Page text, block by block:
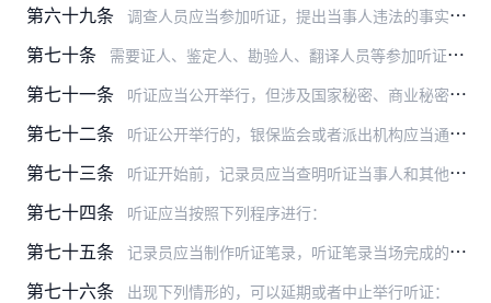
第六十九条 调查人员应当参加听证，提出当事人违法的事实、证据和行政处罚建议，并进行质证。
第七十条 需要证人、鉴定人、勘验人、翻译人员等参加听证的，调查人员、当事人应当提出申请，并提供相关人员的基本情况。经听证主持人同意的，方可参加听证。
第七十一条 听证应当公开举行，但涉及国家秘密、商业秘密、个人隐私或影响金融稳定的除外。听证不公开举行的，应当由银保监会及其派出机构行政处罚委员会主任委员决定。
第七十二条 听证公开举行的，银保监会或者派出机构应当通过张贴纸质公告、网上公示等适当方式先期公告当事人姓名或者名称、案由、听证时间和地点。
第七十三条 听证开始前，记录员应当查明听证当事人和其他听证参加人是否到场，并宣布听证纪律。
第七十四条 听证应当按照下列程序进行：
第七十五条 记录员应当制作听证笔录，听证笔录当场完成的，应当交由当事人核对；当事人核对无误后，应当逐页签名或盖章。
第七十六条 出现下列情形的，可以延期或者中止举行听证：